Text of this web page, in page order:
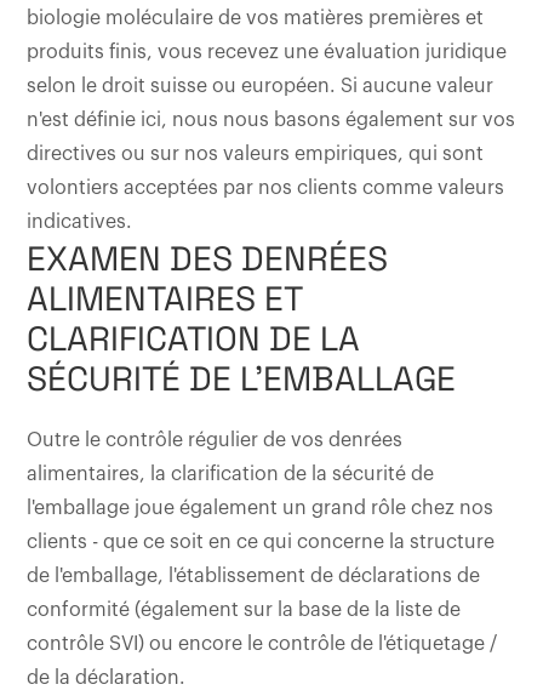
biologie moléculaire de vos matières premières et
produits finis, vous recevez une évaluation juridique
selon le droit suisse ou européen. Si aucune valeur
n'est définie ici, nous nous basons également sur vos
directives ou sur nos valeurs empiriques, qui sont
volontiers acceptées par nos clients comme valeurs
indicatives.
EXAMEN DES DENRÉES
ALIMENTAIRES ET
CLARIFICATION DE LA
SÉCURITÉ DE L'EMBALLAGE
Outre le contrôle régulier de vos denrées
alimentaires, la clarification de la sécurité de
l'emballage joue également un grand rôle chez nos
clients - que ce soit en ce qui concerne la structure
de l'emballage, l'établissement de déclarations de
conformité (également sur la base de la liste de
contrôle SVI) ou encore le contrôle de l'étiquetage /
de la déclaration.